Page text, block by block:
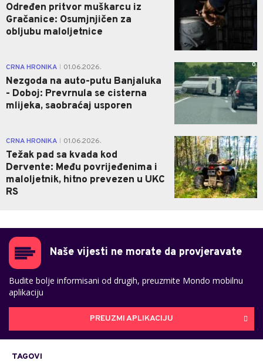
Određen pritvor muškarcu iz
Gračanice: Osumjnjičen za
obljubu maloljetnice
CRNA HRONIKA 01.06.2026.
Nezgoda na auto-putu Banjaluka
- Doboj: Prevrnula se cisterna
mlijeka, saobraćaj usporen
0
CRNA HRONIKA 01.06.2026.
Težak pad sa kvada kod
Dervente: Među povrijeđenima i
maloljetnik, hitno prevezen u UKC
RS
0
Naše vijesti ne morate da provjeravate
Budite bolje informisani od drugih, preuzmite Mondo mobilnu
aplikaciju
PREUZMI APLIKACIJU
TAGOVI